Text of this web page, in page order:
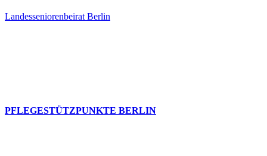
Landesseniorenbeirat Berlin
PFLEGESTÜTZPUNKTE BERLIN